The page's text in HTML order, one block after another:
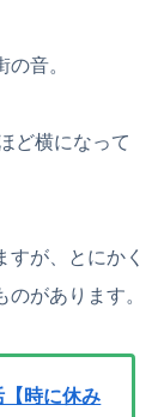
音。
ど横になって
すが、とにかく
があります。
時に休み